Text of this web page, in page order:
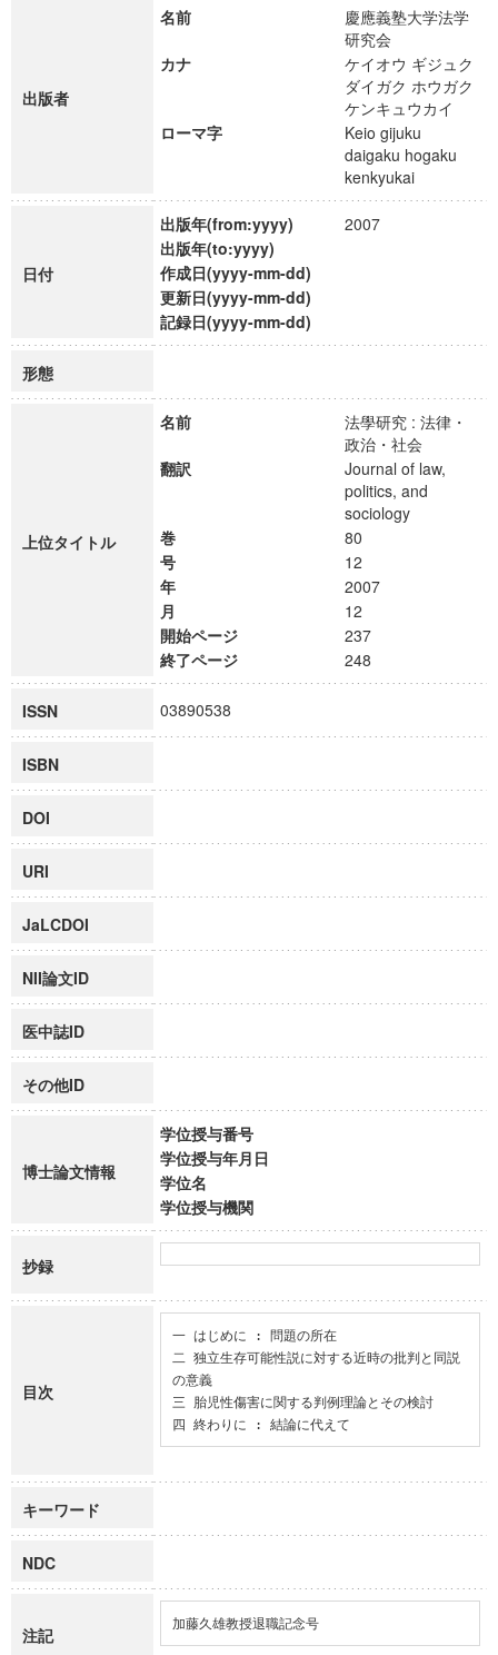
出版者
名前
慶應義塾大学法学
研究会
カナ
ケイオウ ギジュク
ダイガク ホウガク
ケンキュウカイ
ローマ字
Keio gijuku
daigaku hogaku
kenkyukai
日付
出版年(from:yyyy)
2007
出版年(to:yyyy)
作成日(yyyy-mm-dd)
更新日(yyyy-mm-dd)
記録日(yyyy-mm-dd)
形態
上位タイトル
名前
法學研究 : 法律・
政治・社会
翻訳
Journal of law,
politics, and
sociology
巻
80
号
12
年
2007
月
12
開始ページ
237
終了ページ
248
ISSN 03890538
ISBN
DOI
URI
JaLCDOI
NII論文ID
医中誌ID
その他ID
博士論文情報
学位授与番号
学位授与年月日
学位名
学位授与機関
抄録
目次
一 はじめに : 問題の所在
二 独立生存可能性説に対する近時の批判と同説
の意義
三 胎児性傷害に関する判例理論とその検討
四 終わりに : 結論に代えて
キーワード
NDC
注記
加藤久雄教授退職記念号